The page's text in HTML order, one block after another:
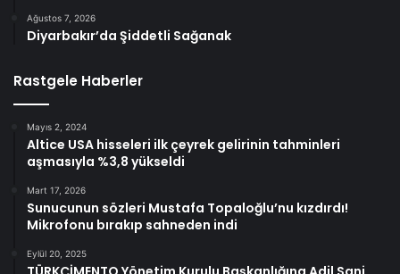
Ağustos 7, 2026
Diyarbakır’da Şiddetli Sağanak
Rastgele Haberler
Mayıs 2, 2024
Altice USA hisseleri ilk çeyrek gelirinin tahminleri
aşmasıyla %3,8 yükseldi
Mart 17, 2026
Sunucunun sözleri Mustafa Topaloğlu’nu kızdırdı!
Mikrofonu bırakıp sahneden indi
Eylül 20, 2025